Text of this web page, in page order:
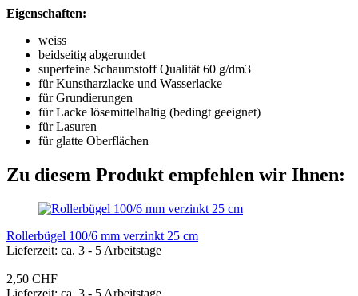
Eigenschaften:
weiss
beidseitig abgerundet
superfeine Schaumstoff Qualität 60 g/dm3
für Kunstharzlacke und Wasserlacke
für Grundierungen
für Lacke lösemittelhaltig (bedingt geeignet)
für Lasuren
für glatte Oberflächen
Zu diesem Produkt empfehlen wir Ihnen:
Rollerbügel 100/6 mm verzinkt 25 cm
Lieferzeit: ca. 3 - 5 Arbeitstage
2,50 CHF
Lieferzeit: ca. 3 - 5 Arbeitstage